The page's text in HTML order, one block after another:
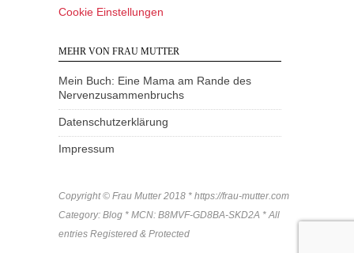
Cookie Einstellungen
MEHR VON FRAU MUTTER
Mein Buch: Eine Mama am Rande des
Nervenzusammenbruchs
Datenschutzerklärung
Impressum
Copyright © Frau Mutter 2018 * https://frau-mutter.com
Category: Blog * MCN: B8MVF-GD8BA-SKD2A * All
entries Registered & Protected